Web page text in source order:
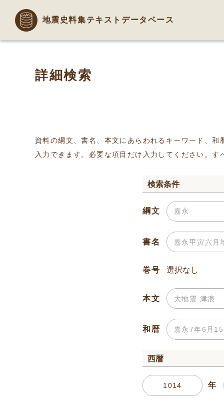
地震史料集テキストデータベース
詳細検索
資料の綱文、書名、本文にあらわれるキーワード、
入力できます。必要な項目だけ入力してください。
検索条件
綱文
書名
巻号
本文
和暦
西暦
年